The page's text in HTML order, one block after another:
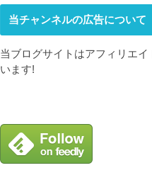
当チャンネルの広告について
当ブログサイトはアフィリエイ
います!